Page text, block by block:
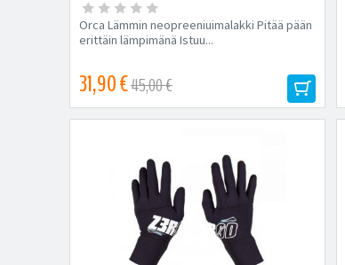
Orca Lämmin neopreeniuimalakki Pitää pään
erittäin lämpimänä Istuu...
31,90 €45,00 €